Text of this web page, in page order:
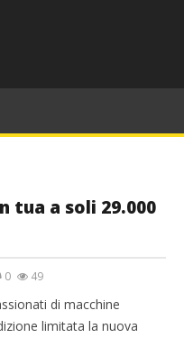
tua a soli 29.000
0 49
di macchine
limitata la nuova